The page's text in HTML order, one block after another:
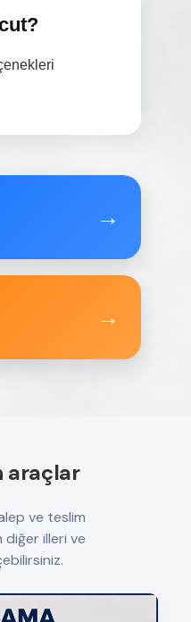
→
→
araçlar
ve teslim
diğer illeri ve